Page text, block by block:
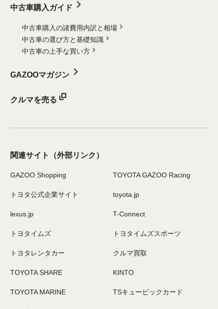
中古車購入ガイド
中古車購入の諸費用内訳と相場
中古車の選び方と基礎知識
中古車の上手な買い方
GAZOOマガジン
クルマを売る
関連サイト （外部リンク）
GAZOO Shopping TOYOTA GAZOO Racing
トヨタ公式企業サイト toyota.jp
lexus.jp T-Connect
トヨタイムズ トヨタイムズスポーツ
トヨタレンタカー クルマ買取
TOYOTA SHARE KINTO
TOYOTA MARINE TSキュービックカード